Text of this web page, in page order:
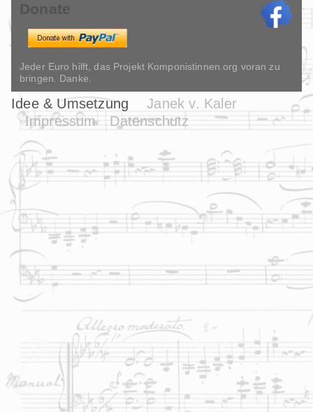
Donate
Jeder Euro hilft, das Projekt Komponistinnen.org voran zu
bringen. Danke.
Idee & Umsetzung
Janek v. Kaler
Impressum
Datenschutz